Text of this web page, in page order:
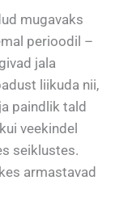
mugavaks
perioodil –
jala
liikuda nii,
paindlik tald
veekindel
seiklustes.
armastavad